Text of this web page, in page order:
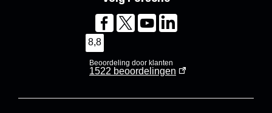
8,8
Beoordeling door klanten
1522 beoordelingen